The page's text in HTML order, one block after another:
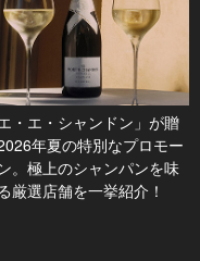
エ・エ・シャンドン」が贈
年夏の特別なプロモー
。極上のシャンパンを味
厳選店舗を一挙紹介！